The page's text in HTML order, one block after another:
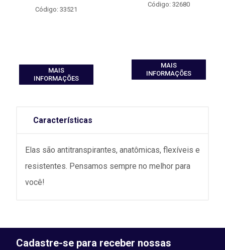
Código: 33521
MAIS
INFORMAÇÕES
Código: 32680
MAIS
INFORMAÇÕES
Características
Elas são antitranspirantes, anatômicas, flexíveis e
resistentes. Pensamos sempre no melhor para
você!
Cadastre-se para receber nossas